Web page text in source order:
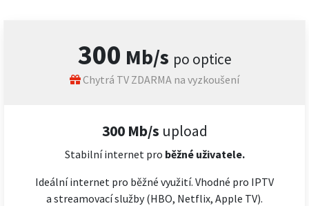
300 Mb/s po optice
Chytrá TV ZDARMA na vyzkoušení
300 Mb/s upload
Stabilní internet pro běžné uživatele.
Ideální internet pro běžné využití. Vhodné pro IPTV
a streamovací služby (HBO, Netflix, Apple TV).